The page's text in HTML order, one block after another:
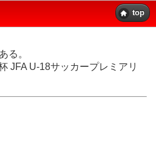
top
る。
JFA U-18サッカープレミアリ